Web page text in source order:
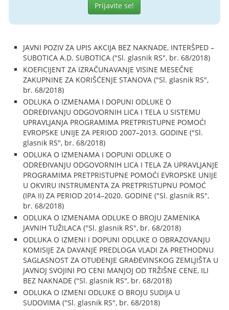
Prijavite se!
JAVNI POZIV ZA UPIS AKCIJA BEZ NAKNADE, INTERŠPED –
SUBOTICA A.D. SUBOTICA ("Sl. glasnik RS", br. 68/2018)
KOEFICIJENT ZA IZRAČUNAVANJE VISINE MESEČNE
ZAKUPNINE ZA KORIŠĆENJE STANOVA ("Sl. glasnik RS",
br. 68/2018)
ODLUKA O IZMENAMA I DOPUNI ODLUKE O
ODREĐIVANJU ODGOVORNIH LICA I TELA U SISTEMU
UPRAVLJANJA PROGRAMIMA PRETPRISTUPNE POMOĆI
EVROPSKE UNIJE ZA PERIOD 2007–2013. GODINE ("Sl.
glasnik RS", br. 68/2018)
ODLUKA O IZMENAMA I DOPUNI ODLUKE O
ODREĐIVANJU ODGOVORNIH LICA I TELA ZA UPRAVLJANJE
PROGRAMIMA PRETPRISTUPNE POMOĆI EVROPSKE UNIJE
U OKVIRU INSTRUMENTA ZA PRETPRISTUPNU POMOĆ
(IPA II) ZA PERIOD 2014–2020. GODINE ("Sl. glasnik RS",
br. 68/2018)
ODLUKA O IZMENAMA ODLUKE O BROJU ZAMENIKA
JAVNIH TUŽILACA ("Sl. glasnik RS", br. 68/2018)
ODLUKA O IZMENI I DOPUNI ODLUKE O OBRAZOVANJU
KOMISIJE ZA DAVANJE PREDLOGA VLADI ZA PRETHODNU
SAGLASNOST ZA OTUĐENJE GRAĐEVINSKOG ZEMLJIŠTA U
JAVNOJ SVOJINI PO CENI MANJOJ OD TRŽIŠNE CENE, ILI
BEZ NAKNADE ("Sl. glasnik RS", br. 68/2018)
ODLUKA O IZMENI ODLUKE O BROJU SUDIJA U
SUDOVIMA ("Sl. glasnik RS", br. 68/2018)